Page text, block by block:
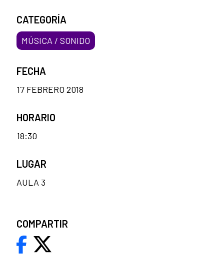
CATEGORÍA
MÚSICA / SONIDO
FECHA
17 FEBRERO 2018
HORARIO
18:30
LUGAR
AULA 3
COMPARTIR